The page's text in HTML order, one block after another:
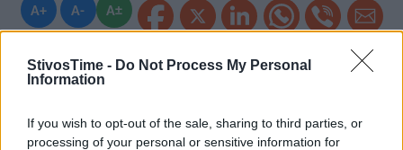
StivosTime - Do Not Process My Personal
Information
If you wish to opt-out of the sale, sharing to third parties, or
processing of your personal or sensitive information for
A+ A- A±